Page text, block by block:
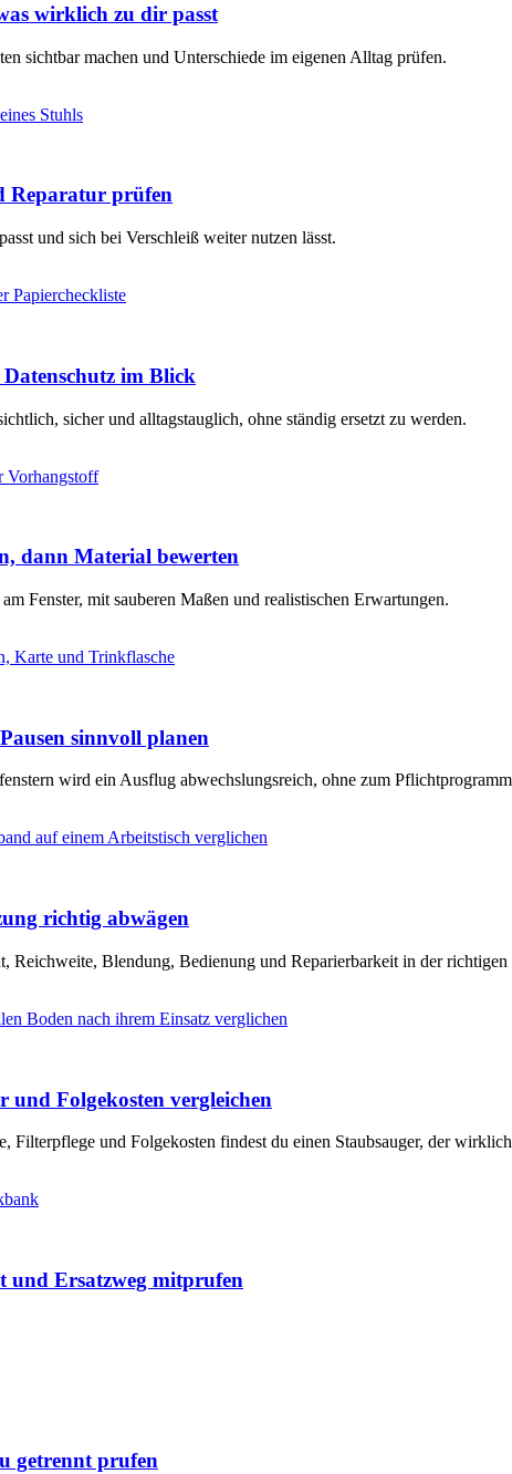
wirklich zu dir passt
sichtbar machen und Unterschiede im eigenen Alltag prüfen.
Reparatur prüfen
und sich bei Verschleiß weiter nutzen lässt.
im Blick
sicher und alltagstauglich, ohne ständig ersetzt zu werden.
dann Material bewerten
Fenster, mit sauberen Maßen und realistischen Erwartungen.
sinnvoll planen
wird ein Ausflug abwechslungsreich, ohne zum
richtig abwägen
Reichweite, Blendung, Bedienung und Reparierbarkeit in der
und Folgekosten vergleichen
und Folgekosten findest du einen Staubsauger, der
und Ersatzweg mitprufen
getrennt prufen